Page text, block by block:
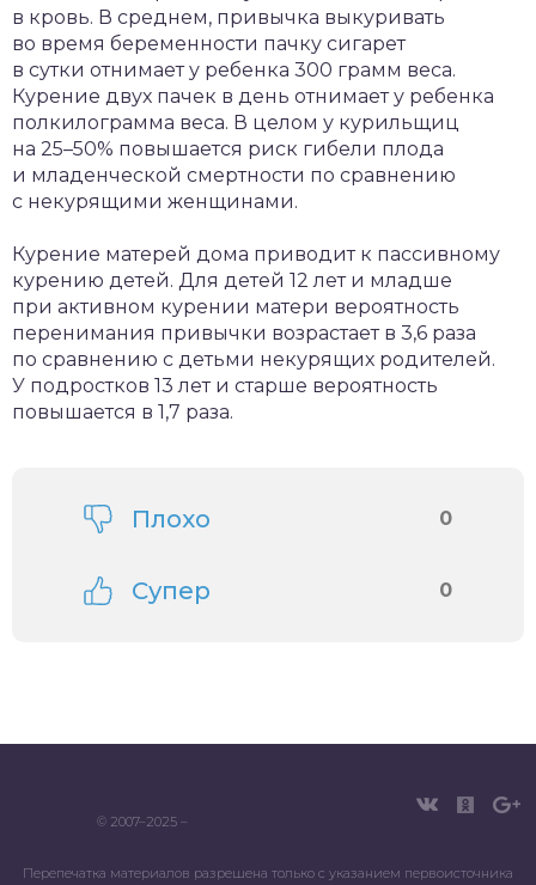
в кровь. В среднем, привычка выкуривать
во время беременности пачку сигарет
в сутки отнимает у ребенка 300 грамм веса.
Курение двух пачек в день отнимает у ребенка
полкилограмма веса. В целом у курильщиц
на 25–50% повышается риск гибели плода
и младенческой смертности по сравнению
с некурящими женщинами.
Курение матерей дома приводит к пассивному
курению детей. Для детей 12 лет и младше
при активном курении матери вероятность
перенимания привычки возрастает в 3,6 раза
по сравнению с детьми некурящих родителей.
У подростков 13 лет и старше вероятность
повышается в 1,7 раза.
Плохо 0
Супер 0
© 2007–2025 –
Перепечатка материалов разрешена только с указанием первоисточника